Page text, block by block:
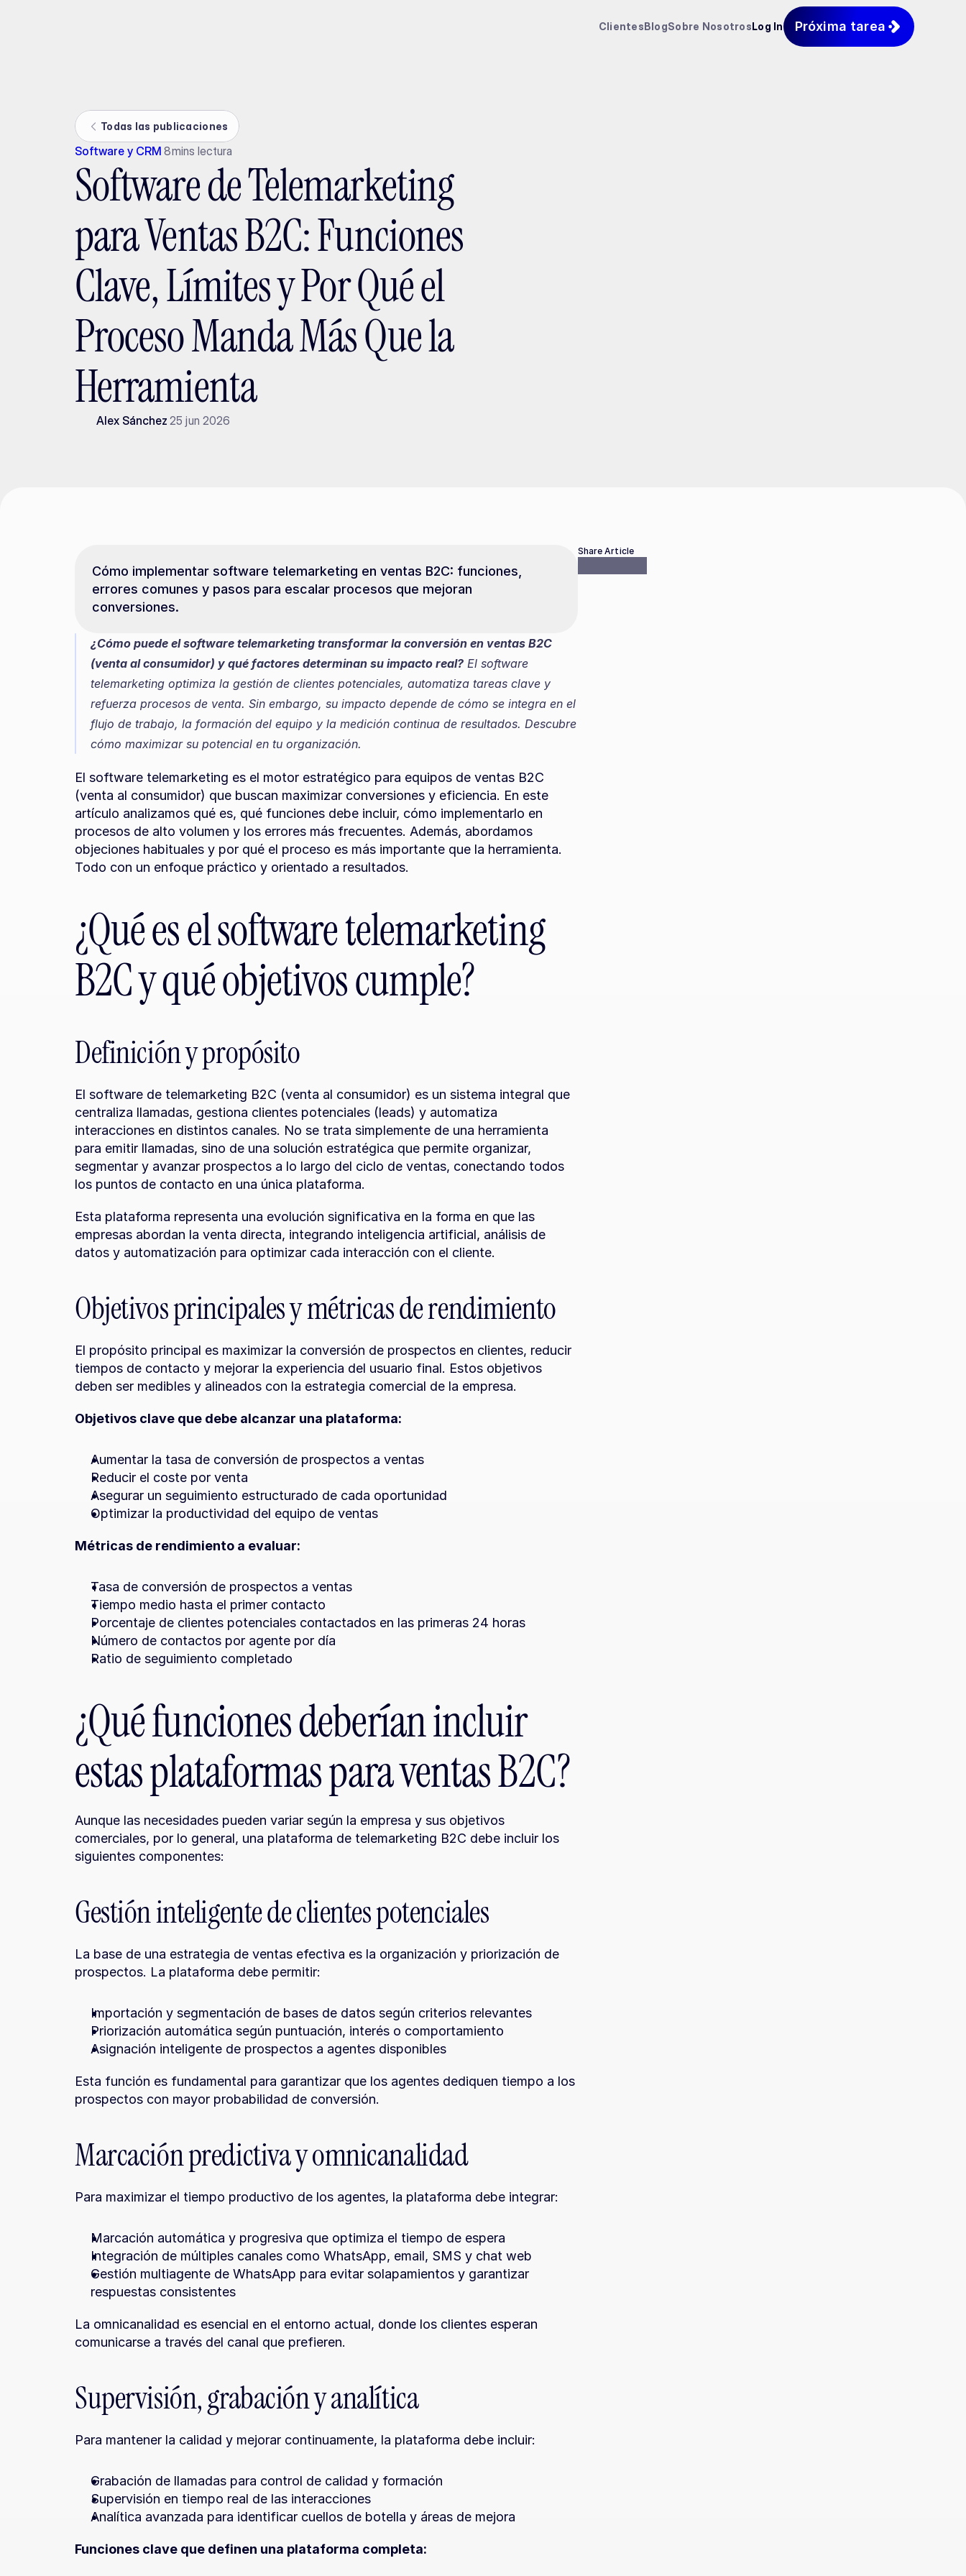
ClientesBlogSobre NosotrosLog In Próxima tarea
Todas las publicaciones
Software y CRM 8mins lectura
Software de Telemarketing
para Ventas B2C: Funciones
Clave, Límites y Por Qué el
Proceso Manda Más Que la
Herramienta
Alex Sánchez 25 jun 2026
Cómo implementar software telemarketing en ventas B2C: funciones,
errores comunes y pasos para escalar procesos que mejoran
conversiones.
¿Cómo puede el software telemarketing transformar la conversión en ventas B2C
(venta al consumidor) y qué factores determinan su impacto real? El software
telemarketing optimiza la gestión de clientes potenciales, automatiza tareas clave y
refuerza procesos de venta. Sin embargo, su impacto depende de cómo se integra en el
flujo de trabajo, la formación del equipo y la medición continua de resultados. Descubre
cómo maximizar su potencial en tu organización.
El software telemarketing es el motor estratégico para equipos de ventas B2C
(venta al consumidor) que buscan maximizar conversiones y eficiencia. En este
artículo analizamos qué es, qué funciones debe incluir, cómo implementarlo en
procesos de alto volumen y los errores más frecuentes. Además, abordamos
objeciones habituales y por qué el proceso es más importante que la herramienta.
Todo con un enfoque práctico y orientado a resultados.
¿Qué es el software telemarketing
B2C y qué objetivos cumple?
Definición y propósito
El software de telemarketing B2C (venta al consumidor) es un sistema integral que
centraliza llamadas, gestiona clientes potenciales (leads) y automatiza
interacciones en distintos canales. No se trata simplemente de una herramienta
para emitir llamadas, sino de una solución estratégica que permite organizar,
segmentar y avanzar prospectos a lo largo del ciclo de ventas, conectando todos
los puntos de contacto en una única plataforma.
Esta plataforma representa una evolución significativa en la forma en que las
empresas abordan la venta directa, integrando inteligencia artificial, análisis de
datos y automatización para optimizar cada interacción con el cliente.
Objetivos principales y métricas de rendimiento
El propósito principal es maximizar la conversión de prospectos en clientes, reducir
tiempos de contacto y mejorar la experiencia del usuario final. Estos objetivos
deben ser medibles y alineados con la estrategia comercial de la empresa.
Objetivos clave que debe alcanzar una plataforma:
Aumentar la tasa de conversión de prospectos a ventas
Reducir el coste por venta
Asegurar un seguimiento estructurado de cada oportunidad
Optimizar la productividad del equipo de ventas
Métricas de rendimiento a evaluar:
Tasa de conversión de prospectos a ventas
Tiempo medio hasta el primer contacto
Porcentaje de clientes potenciales contactados en las primeras 24 horas
Número de contactos por agente por día
Ratio de seguimiento completado
¿Qué funciones deberían incluir
estas plataformas para ventas B2C?
Aunque las necesidades pueden variar según la empresa y sus objetivos
comerciales, por lo general, una plataforma de telemarketing B2C debe incluir los
siguientes componentes:
Gestión inteligente de clientes potenciales
La base de una estrategia de ventas efectiva es la organización y priorización de
prospectos. La plataforma debe permitir:
Importación y segmentación de bases de datos según criterios relevantes
Priorización automática según puntuación, interés o comportamiento
Asignación inteligente de prospectos a agentes disponibles
Esta función es fundamental para garantizar que los agentes dediquen tiempo a los
prospectos con mayor probabilidad de conversión.
Marcación predictiva y omnicanalidad
Para maximizar el tiempo productivo de los agentes, la plataforma debe integrar:
Marcación automática y progresiva que optimiza el tiempo de espera
Integración de múltiples canales como WhatsApp, email, SMS y chat web
Gestión multiagente de WhatsApp para evitar solapamientos y garantizar
respuestas consistentes
La omnicanalidad es esencial en el entorno actual, donde los clientes esperan
comunicarse a través del canal que prefieren.
Supervisión, grabación y analítica
Para mantener la calidad y mejorar continuamente, la plataforma debe incluir:
Grabación de llamadas para control de calidad y formación
Supervisión en tiempo real de las interacciones
Analítica avanzada para identificar cuellos de botella y áreas de mejora
Funciones clave que definen una plataforma completa:
Share Article